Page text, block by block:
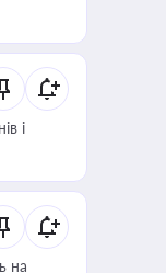
і
на